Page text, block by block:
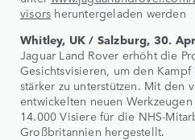
visors heruntergeladen werden
Whitley, UK / Salzburg, 30.
Jaguar Land Rover erhöht die
Gesichtsvisieren, um den
stärker zu unterstützen. Mit den
entwickelten neuen
14.000 Visiere für die NHS-
Großbritannien hergestellt.